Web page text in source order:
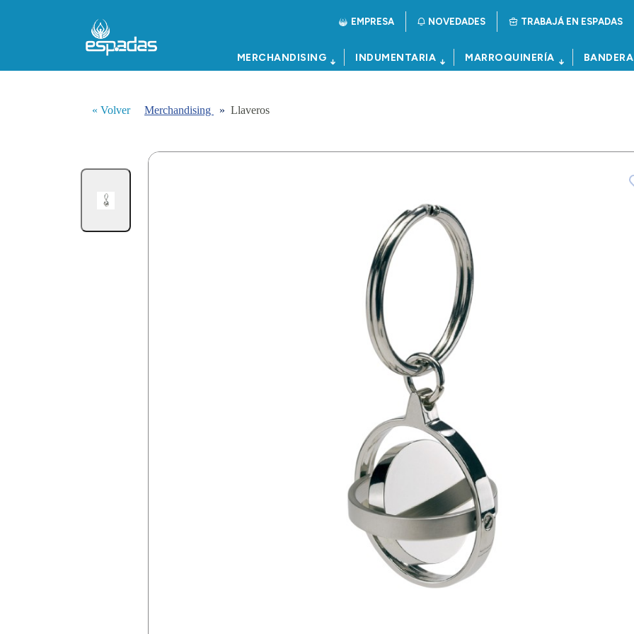
EMPRESA NOVEDADES TRABAJÁ EN ESPADAS
MERCHANDISING INDUMENTARIA MARROQUINERÍA
« Volver Merchandising » Llaveros